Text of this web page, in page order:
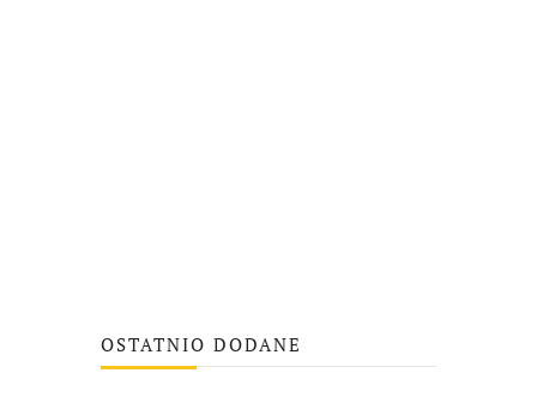
OSTATNIO DODANE